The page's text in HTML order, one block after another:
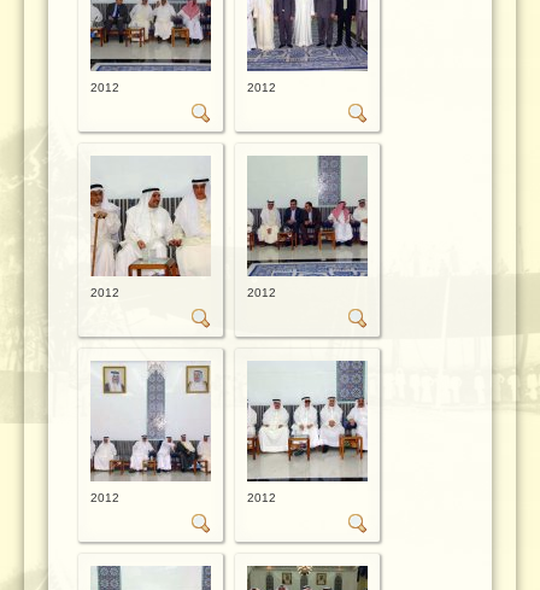
2012 2012
2012 2012
2012 2012